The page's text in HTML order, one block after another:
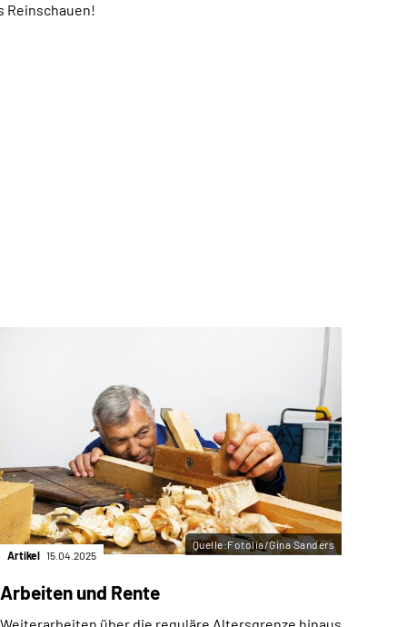
Reinschauen!
Artikel 15.04.2025
Arbeiten und Rente
Quelle:Fotolia/Gina Sanders